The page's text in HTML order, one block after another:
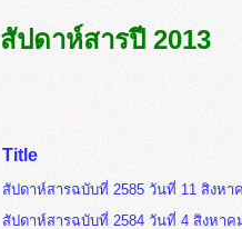
สัปดาห์สารปี 2013
Title
สัปดาห์สารฉบับที่ 2585 วันที่ 11 สิงหา
สัปดาห์สารฉบับที่ 2584 วันที่ 4 สิงหาค